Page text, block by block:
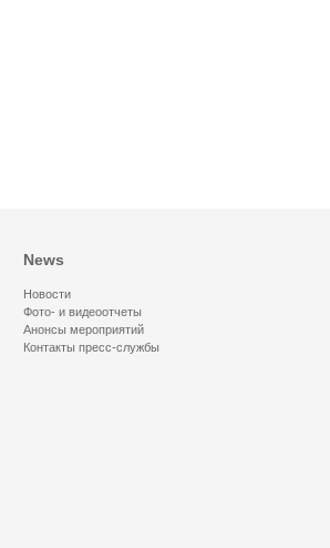
News
Новости
Фото- и видеоотчеты
Анонсы мероприятий
Контакты пресс-службы